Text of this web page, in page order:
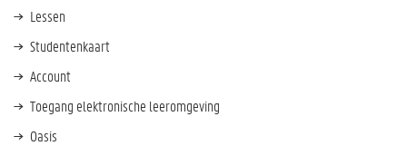
Lessen
Studentenkaart
Account
Toegang elektronische leeromgeving
Oasis